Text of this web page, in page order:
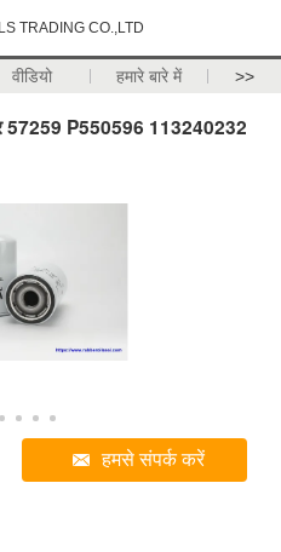
TRADING CO.,LTD
वीडियो हमारे बारे में >>
57259 P550596 113240232
हमसे संपर्क करें